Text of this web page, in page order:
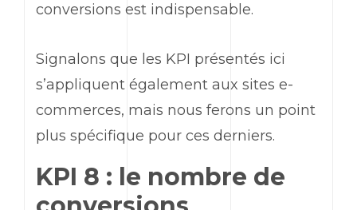
conversions est indispensable.
Signalons que les KPI présentés ici
s’appliquent également aux sites e-
commerces, mais nous ferons un point
plus spécifique pour ces derniers.
KPI 8 : le nombre de